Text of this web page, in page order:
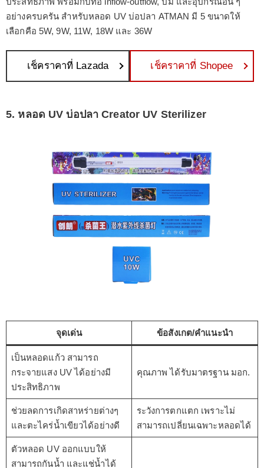
อย่างครบครัน สำหรับหลอด UV บ่อปลา ATMAN มี 5 ขนาดให้
เลือกคือ 5W, 9W, 11W, 18W และ 36W
เช็คราคาที่ Lazada เช็คราคาที่ Shopee
5. หลอด UV บ่อปลา Creator UV Sterilizer
จุดเด่น ข้อสังเกต/คำแนะนำ
เป็นหลอดแก้ว สามารถ
กระจายแสง UV ได้อย่างมี
ประสิทธิภาพ
คุณภาพ ได้รับมาตรฐาน มอก.
ช่วยลดการเกิดสาหร่ายต่างๆ
และตะไคร่น้ำเขียวได้อย่างดี
ระวังการตกแตก เพราะไม่
สามารถเปลี่ยนเฉพาะหลอดได้
ตัวหลอด UV ออกแบบให้
สามารถกันน้ำ และแช่น้ำได้